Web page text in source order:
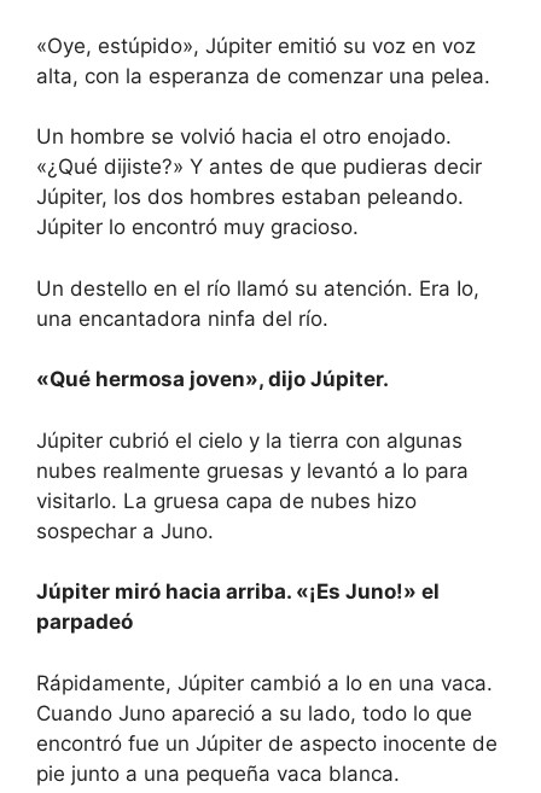
«Oye, estúpido», Júpiter emitió su voz en voz
alta, con la esperanza de comenzar una pelea.
Un hombre se volvió hacia el otro enojado.
«¿Qué dijiste?» Y antes de que pudieras decir
Júpiter, los dos hombres estaban peleando.
Júpiter lo encontró muy gracioso.
Un destello en el río llamó su atención. Era Io,
una encantadora ninfa del río.
«Qué hermosa joven», dijo Júpiter.
Júpiter cubrió el cielo y la tierra con algunas
nubes realmente gruesas y levantó a Io para
visitarlo. La gruesa capa de nubes hizo
sospechar a Juno.
Júpiter miró hacia arriba. «¡Es Juno!» el
parpadeó
Rápidamente, Júpiter cambió a Io en una vaca.
Cuando Juno apareció a su lado, todo lo que
encontró fue un Júpiter de aspecto inocente de
pie junto a una pequeña vaca blanca.